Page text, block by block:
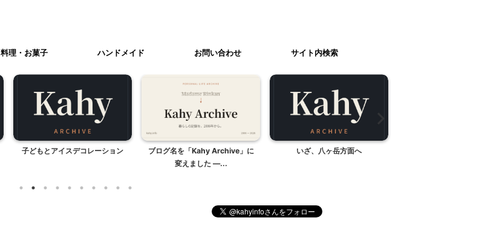
料理・お菓子 ハンドメイド お問い合わせ サイト内検索
子どもとアイスデコレーション
ブログ名を「Kahy Archive」に
変えました ―...
いざ、八ヶ岳方面へ